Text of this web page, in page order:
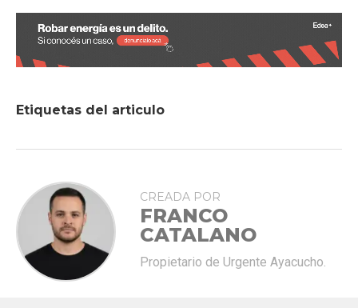
Etiquetas del articulo
CREADA POR
FRANCO
CATALANO
Propietario de Urgente Ayacucho.